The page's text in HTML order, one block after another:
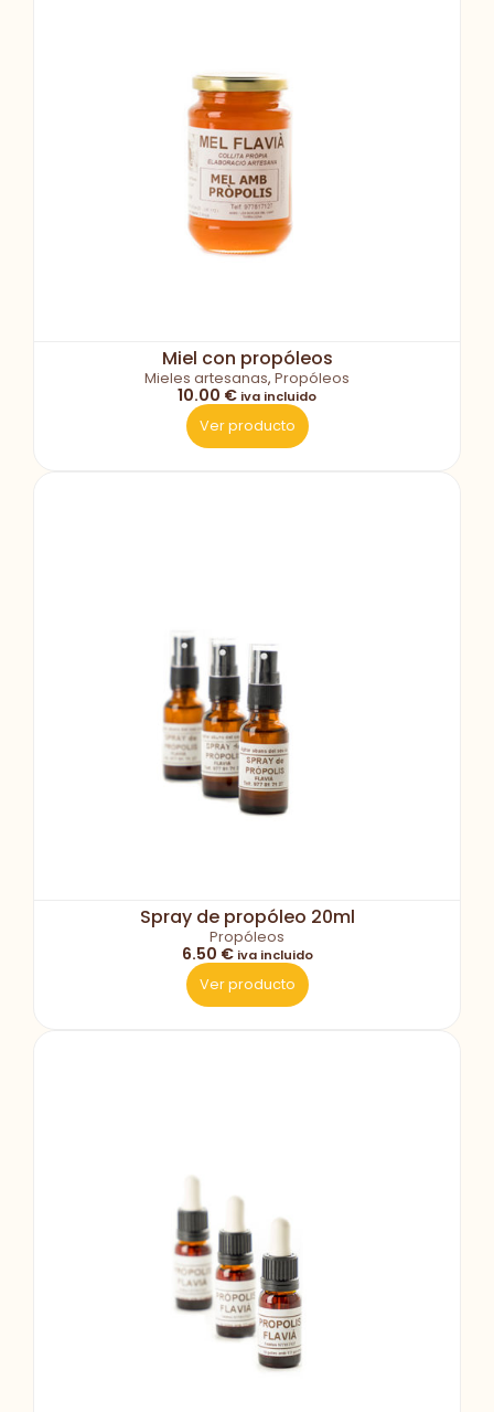
Miel con propóleos
Mieles artesanas, Propóleos
10.00 € iva incluido
Ver producto
Spray de propóleo 20ml
Propóleos
6.50 € iva incluido
Ver producto